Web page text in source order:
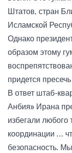
Штатов, стран
Исламской
Однако
образом этому
придется
В ответ штаб-
Анбия» Ирана
избегали любого
координации …
безопасность.